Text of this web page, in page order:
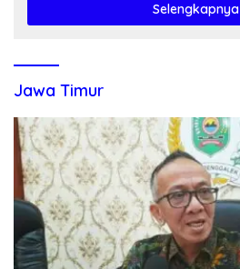
Selengkapnya
Jawa Timur